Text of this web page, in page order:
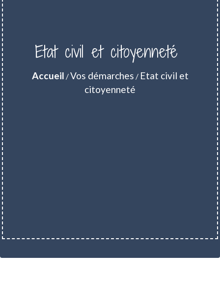
Etat civil et citoyenneté
Accueil /Vos démarches / Etat civil et
citoyenneté